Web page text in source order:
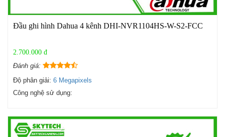
Đầu ghi hình Dahua 4 kênh DHI-NVR1104HS-W-S2-FCC
2.700.000 đ
Đánh giá:
Độ phân giải: 6 Megapixels
Công nghệ sử dụng: